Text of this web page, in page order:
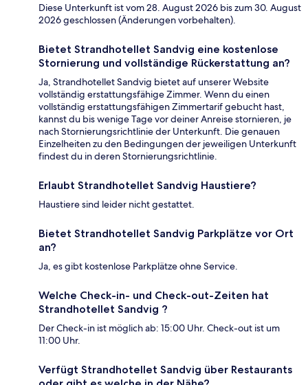
Diese Unterkunft ist vom 28. August 2026 bis zum 30. August
2026 geschlossen (Änderungen vorbehalten).
Bietet Strandhotellet Sandvig eine kostenlose
Stornierung und vollständige Rückerstattung an?
Ja, Strandhotellet Sandvig bietet auf unserer Website
vollständig erstattungsfähige Zimmer. Wenn du einen
vollständig erstattungsfähigen Zimmertarif gebucht hast,
kannst du bis wenige Tage vor deiner Anreise stornieren, je
nach Stornierungsrichtlinie der Unterkunft. Die genauen
Einzelheiten zu den Bedingungen der jeweiligen Unterkunft
findest du in deren Stornierungsrichtlinie.
Erlaubt Strandhotellet Sandvig Haustiere?
Haustiere sind leider nicht gestattet.
Bietet Strandhotellet Sandvig Parkplätze vor Ort
an?
Ja, es gibt kostenlose Parkplätze ohne Service.
Welche Check-in- und Check-out-Zeiten hat
Strandhotellet Sandvig ?
Der Check-in ist möglich ab: 15:00 Uhr. Check-out ist um
11:00 Uhr.
Verfügt Strandhotellet Sandvig über Restaurants